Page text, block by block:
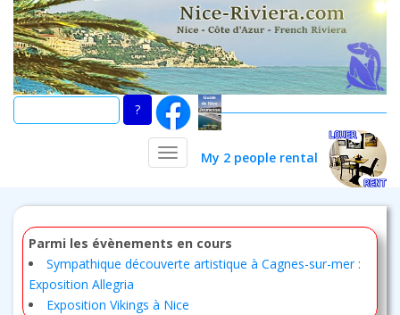
Skip
main
content
My 2 people rental
TOGGLE NAVIGATION
Parmi les évènements en cours
Sympathique découverte artistique à Cagnes-sur-mer :
Exposition Allegria
Exposition Vikings à Nice